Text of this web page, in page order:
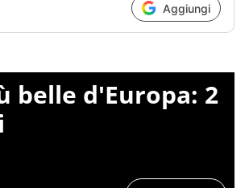
Aggiungi
belle d'Europa: 2